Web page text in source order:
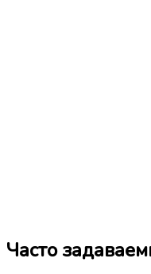
Часто